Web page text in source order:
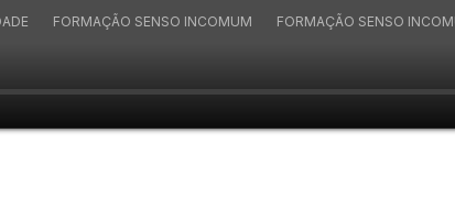
FORMAÇÃO SENSO INCOMUM FORMAÇÃO SENSO